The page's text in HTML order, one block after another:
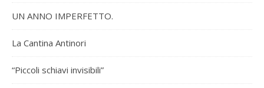
UN ANNO IMPERFETTO.
La Cantina Antinori
“Piccoli schiavi invisibili”